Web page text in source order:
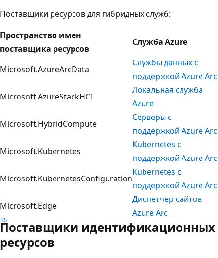
Поставщики ресурсов для гибридных служб:
Пространство имен
поставщика ресурсов
Служба Azure
Microsoft.AzureArcData
Службы данных с
поддержкой Azure Arc
Microsoft.AzureStackHCI
Локальная служба
Azure
Microsoft.HybridCompute
Серверы с
поддержкой Azure Arc
Microsoft.Kubernetes
Kubernetes с
поддержкой Azure Arc
Microsoft.KubernetesConfiguration
Kubernetes с
поддержкой Azure Arc
Microsoft.Edge
Диспетчер сайтов
Azure Arc
Поставщики идентификационных
ресурсов